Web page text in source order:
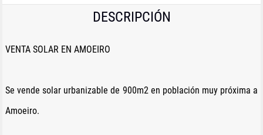
DESCRIPCIÓN
VENTA SOLAR EN AMOEIRO
Se vende solar urbanizable de 900m2 en población muy próxima a
Amoeiro.